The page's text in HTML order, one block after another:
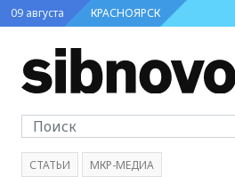
09 августа КРАСНОЯРСК
СТАТЬИ МКР-МЕДИА